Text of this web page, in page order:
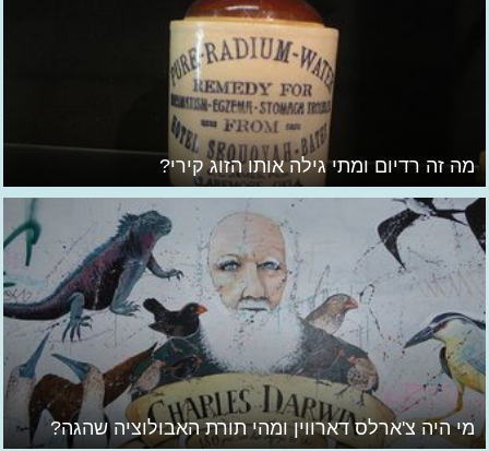
מה זה רדיום ומתי גילה אותו הזוג קירי?
מי היה צ'ארלס דארווין ומהי תורת האבולוציה שהגה?